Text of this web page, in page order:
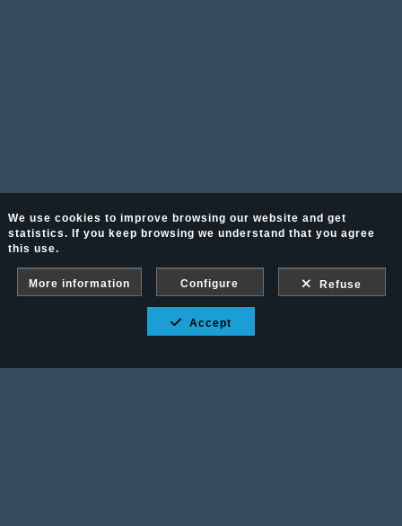
We use cookies to improve browsing our website and get
statistics. If you keep browsing we understand that you agree
this use.
More information Configure Refuse
Accept